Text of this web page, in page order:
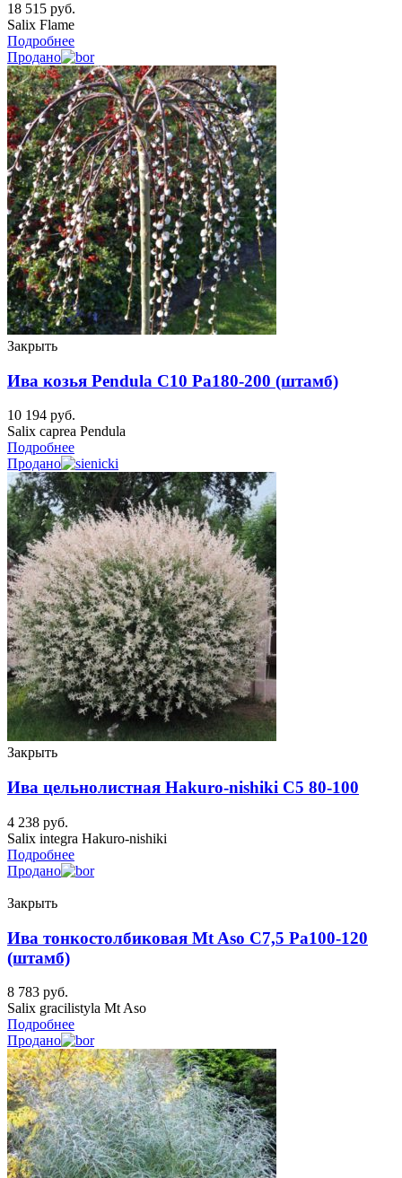
18 515 руб.
Salix Flame
Подробнее
Продано
Закрыть
Ива козья Pendula C10 Pa180-200 (штамб)
10 194 руб.
Salix caprea Pendula
Подробнее
Продано
Закрыть
Ива цельнолистная Hakuro-nishiki C5 80-100
4 238 руб.
Salix integra Hakuro-nishiki
Подробнее
Продано
Закрыть
Ива тонкостолбиковая Mt Aso C7,5 Pa100-120
(штамб)
8 783 руб.
Salix gracilistyla Mt Aso
Подробнее
Продано